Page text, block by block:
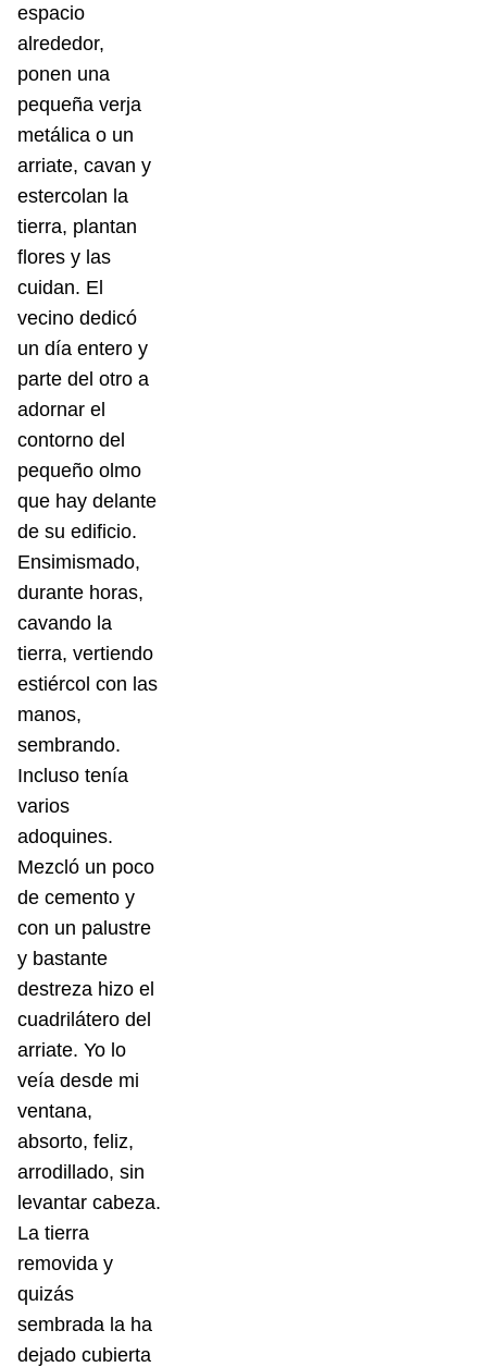
espacio
alrededor,
ponen una
pequeña verja
metálica o un
arriate, cavan y
estercolan la
tierra, plantan
flores y las
cuidan. El
vecino dedicó
un día entero y
parte del otro a
adornar el
contorno del
pequeño olmo
que hay delante
de su edificio.
Ensimismado,
durante horas,
cavando la
tierra, vertiendo
estiércol con las
manos,
sembrando.
Incluso tenía
varios
adoquines.
Mezcló un poco
de cemento y
con un palustre
y bastante
destreza hizo el
cuadrilátero del
arriate. Yo lo
veía desde mi
ventana,
absorto, feliz,
arrodillado, sin
levantar cabeza.
La tierra
removida y
quizás
sembrada la ha
dejado cubierta